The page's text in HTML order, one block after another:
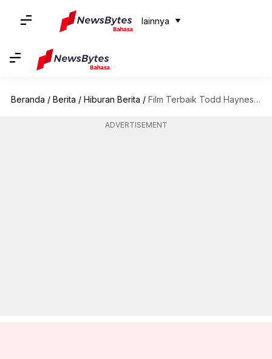
lainnya
Beranda / Berita / Hiburan Berita / Film Terbaik Todd Haynes Sebagai Sosok Sutradara
ADVERTISEMENT